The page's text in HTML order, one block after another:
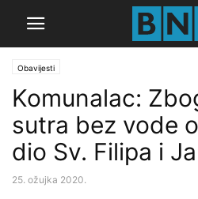
Obavijesti
Komunalac:
sutra bez vode
dio Sv. Filipa i
25. ožujka 2020.